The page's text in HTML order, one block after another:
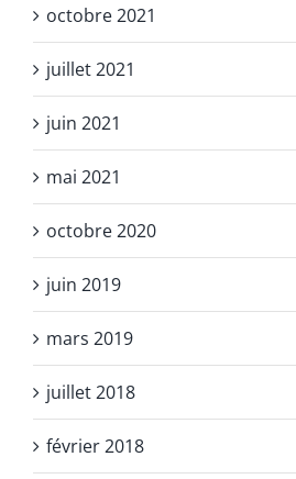
octobre 2021
juillet 2021
juin 2021
mai 2021
octobre 2020
juin 2019
mars 2019
juillet 2018
février 2018